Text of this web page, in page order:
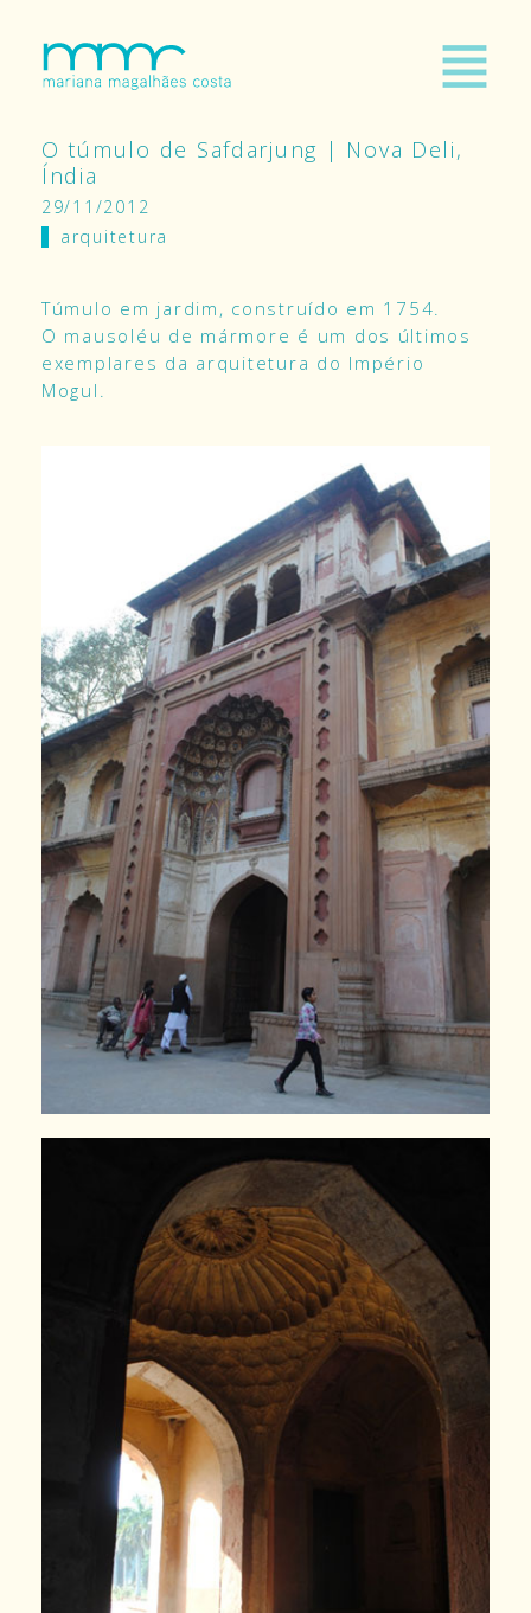
O túmulo de Safdarjung | Nova Deli,
Índia
29/11/2012
arquitetura
Túmulo em jardim, construído em 1754.
O mausoléu de mármore é um dos últimos
exemplares da arquitetura do Império
Mogul.